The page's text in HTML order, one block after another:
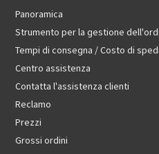
Panoramica
Strumento per la gestione
Tempi di consegna / Costo di
Centro assistenza
Contatta l'assistenza clienti
Reclamo
Prezzi
Grossi ordini